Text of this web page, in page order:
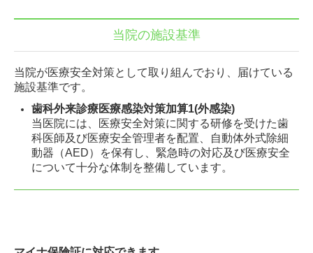
当院の施設基準
当院が医療安全対策として取り組んでおり、届けている
施設基準です。
歯科外来診療医療感染対策加算1(外感染)
当医院には、医療安全対策に関する研修を受けた歯
科医師及び医療安全管理者を配置、自動体外式除細
動器（AED）を保有し、緊急時の対応及び医療安全
について十分な体制を整備しています。